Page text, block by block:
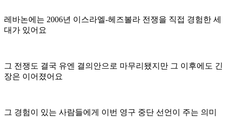
레바논에는 2006년 이스라엘-헤즈볼라 전쟁을 직접 경험한 세
대가 있어요
그 전쟁도 결국 유엔 결의안으로 마무리됐지만 그 이후에도 긴
장은 이어졌어요
그 경험이 있는 사람들에게 이번 영구 중단 선언이 주는 의미